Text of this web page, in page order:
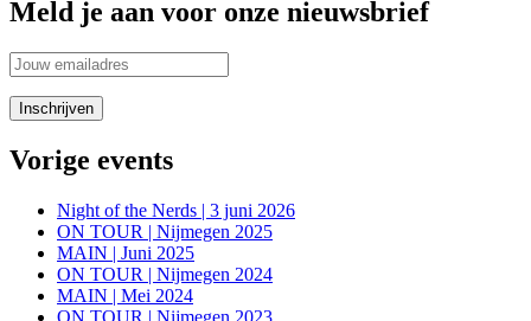
Meld je aan voor onze nieuwsbrief
Vorige events
Night of the Nerds | 3 juni 2026
ON TOUR | Nijmegen 2025
MAIN | Juni 2025
ON TOUR | Nijmegen 2024
MAIN | Mei 2024
ON TOUR | Nijmegen 2023